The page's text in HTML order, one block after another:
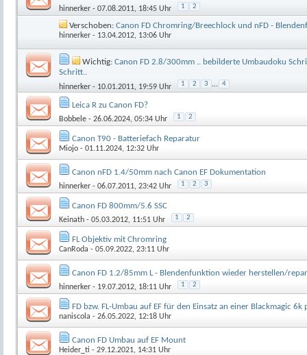
hinnerker - 07.08.2011, 18:45 Uhr 1 2
Verschoben: Canon FD Chromring/Breechlock und nFD -
hinnerker - 13.04.2012, 13:06 Uhr
Wichtig: Canon FD 2.8/300mm .. bebilderte Umbaudoku
Schritt..
hinnerker - 10.01.2011, 19:59 Uhr 1 2 3 ... 4
Leica R zu Canon FD?
Bobbele - 26.06.2024, 05:34 Uhr 1 2
Canon T90 - Batteriefach Reparatur
Miojo - 01.11.2024, 12:32 Uhr
Canon nFD 1.4/50mm nach Canon EF Dokumentation
hinnerker - 06.07.2011, 23:42 Uhr 1 2 3
Canon FD 800mm/5.6 SSC
Keinath - 05.03.2012, 11:51 Uhr 1 2
FL Objektiv mit Chromring
CanRoda - 05.09.2022, 23:11 Uhr
Canon FD 1.2/85mm L - Blendenfunktion wieder herstellen/
hinnerker - 19.07.2012, 18:11 Uhr 1 2
FD bzw. FL-Umbau auf EF für den Einsatz an einer Blackmagic 6k
naniscola - 26.05.2022, 12:18 Uhr
Canon FD Umbau auf EF Mount
Heider_ti - 29.12.2021, 14:31 Uhr